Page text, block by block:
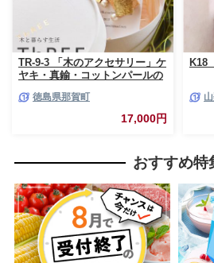
TR-9-3 「木のアクセサリー」ケ
ヤキ・真鍮・コットンパールの
徳島県那賀町
17,000円
おすすめ特